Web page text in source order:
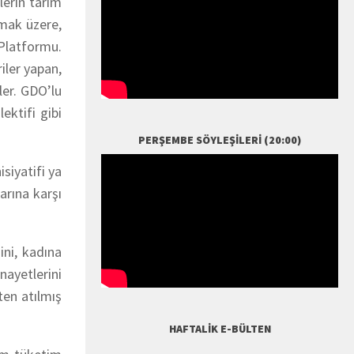
üzere,
yapan,
GDO’lu
gibi
ya
karşı
kadına
atılmış
PERŞEMBE SÖYLEŞILERI (20:00)
HAFTALIK E-BÜLTEN